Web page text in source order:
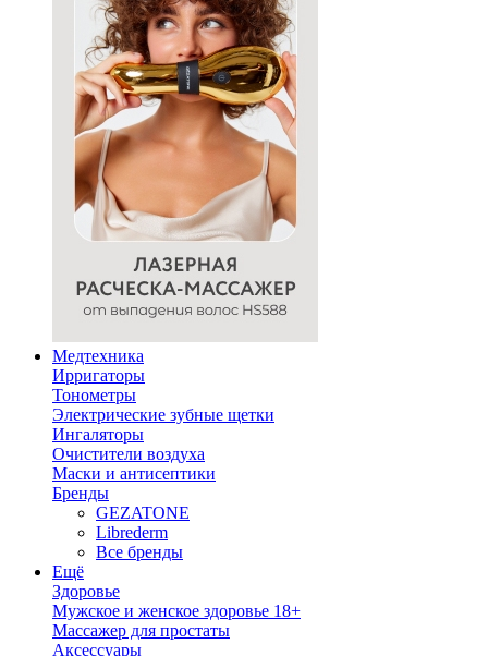
Медтехника
Ирригаторы
Тонометры
Электрические зубные щетки
Ингаляторы
Очистители воздуха
Маски и антисептики
Бренды
GEZATONE
Librederm
Все бренды
Ещё
Здоровье
Мужское и женское здоровье 18+
Массажер для простаты
Аксессуары